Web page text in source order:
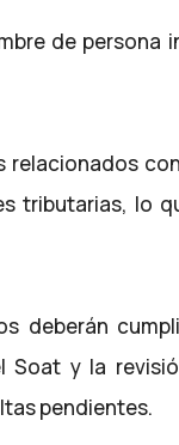
de persona
tributarias, lo
​​deberán
y la
pendientes.